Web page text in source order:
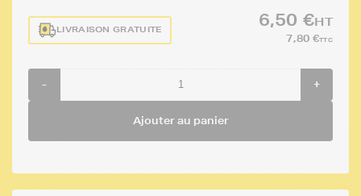
LIVRAISON GRATUITE
6,50 €HT
7,80 €TTC
- +
Ajouter au panier